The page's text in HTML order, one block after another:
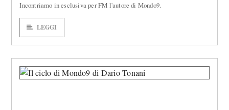
Incontriamo in esclusiva per FM l'autore di Mondo9.
LEGGI